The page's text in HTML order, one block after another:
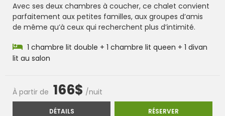
Avec ses deux chambres à coucher, ce chalet convient
parfaitement aux petites familles, aux groupes d’amis
de même qu’à ceux qui recherchent plus d’intimité.
1 chambre lit double + 1 chambre lit queen + 1 divan
lit au salon
À partir de 166$ /nuit
DÉTAILSCHALET #2 RÉSERVERCHALET #2